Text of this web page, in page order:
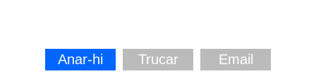
Anar-hi Trucar Email